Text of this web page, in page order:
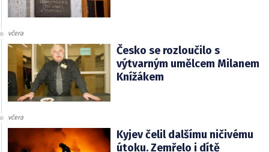
včera
Česko se rozloučilo s
výtvarným umělcem Milanem
Knížákem
včera
Kyjev čelil dalšímu ničivému
útoku. Zemřelo i dítě